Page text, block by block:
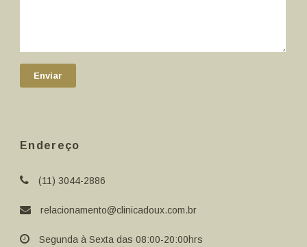
Endereço
(11) 3044-2886
relacionamento@clinicadoux.com.br
Segunda à Sexta das 08:00-20:00hrs